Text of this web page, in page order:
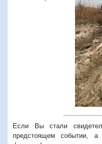
Если Вы стали
предстоящем событии, а